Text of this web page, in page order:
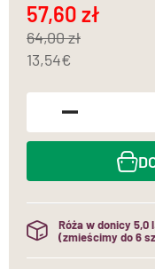
57,60
64,00
13,54
Róża w donicy 5,0
(zmieścimy do 6
(do jednej paczki